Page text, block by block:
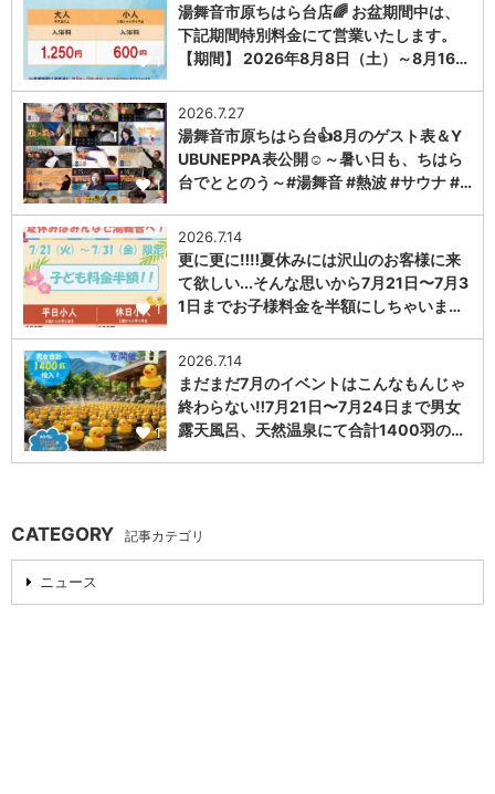
1
湯舞音市原ちはら台店🌈 お盆期間中は、
下記期間特別料金にて営業いたします。
【期間】 2026年8月8日（土）～8月16…
1
2026.7.27
湯舞音市原ちはら台👍8月のゲスト表＆Y
UBUNEPPA表公開☺～暑い日も、ちはら
台でととのう～#湯舞音 #熱波 #サウナ #…
1
2026.7.14
更に更に‼️‼️夏休みには沢山のお客様に来
て欲しい...そんな思いから7月21日〜7月3
1日までお子様料金を半額にしちゃいま…
1
2026.7.14
まだまだ7月のイベントはこんなもんじゃ
終わらない‼️7月21日〜7月24日まで男女
露天風呂、天然温泉にて合計1400羽の…
CATEGORY 記事カテゴリ
ニュース